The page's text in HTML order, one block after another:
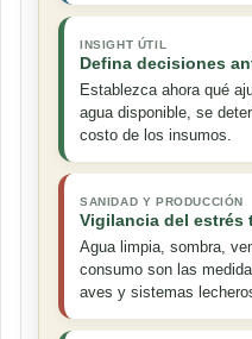
INSIGHT ÚTIL
Defina decisiones
Establezca ahora qué
agua disponible, se
costo de los insumos.
SANIDAD Y PRODUCCIÓN
Vigilancia del estrés
Agua limpia, sombra,
consumo son las
aves y sistemas